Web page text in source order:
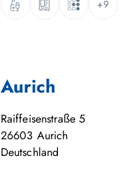
+9
Aurich
Raiffeisenstraße 5
26603 Aurich
Deutschland